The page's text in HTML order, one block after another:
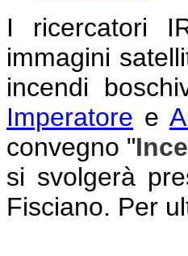
I ricercatori
immagini
incendi
Imperatore e
convegno "
si svolgerà
Fisciano. Per